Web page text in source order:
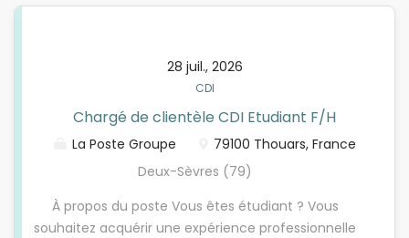
28 juil., 2026
CDI
Chargé de clientèle CDI Etudiant F/H
La Poste Groupe
79100 Thouars, France
Deux-Sèvres (79)
À propos du poste Vous êtes étudiant ? Vous
souhaitez acquérir une expérience professionnelle